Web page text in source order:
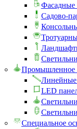
Фасадные
Садово-
Промышленное
Линейные
LED
Специальное